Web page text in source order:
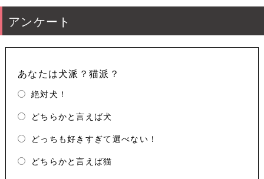
アンケート
あなたは犬派？猫派？
絶対犬！
どちらかと言えば犬
どっちも好きすぎて選べない！
どちらかと言えば猫